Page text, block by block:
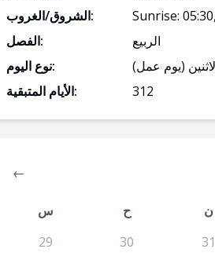
الشروق/الغروب:
Sunrise:
الفصل:
الربيع
نوع اليوم:
(يوم عمل)
الأيام المتبقية:
312
←
س ح ن
29
30 31